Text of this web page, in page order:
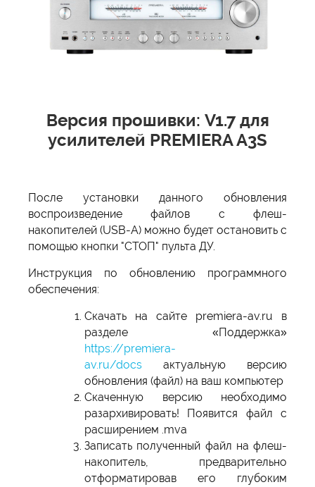
Версия прошивки: V1.7 для
усилителей PREMIERA A3S
После установки данного обновления
воспроизведение файлов с флеш-
накопителей (USB-A) можно будет остановить с
помощью кнопки "СТОП" пульта ДУ.
Инструкция по обновлению программного
обеспечения:
Скачать на сайте premiera-av.ru в
разделе «Поддержка»
https://premiera-
av.ru/docs актуальную версию
обновления (файл) на ваш компьютер
Скаченную версию необходимо
разархивировать! Появится файл с
расширением .mva
Записать полученный файл на флеш-
накопитель, предварительно
отформатировав его глубоким